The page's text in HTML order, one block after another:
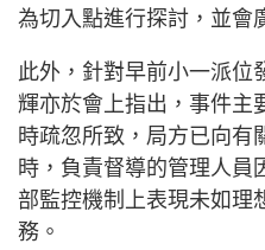
為切入點進行探討，並會
此外，針對早前小一派位
輝亦於會上指出，事件主
時疏忽所致，局方已向有
時，負責督導的管理人員
部監控機制上表現未如理
務。